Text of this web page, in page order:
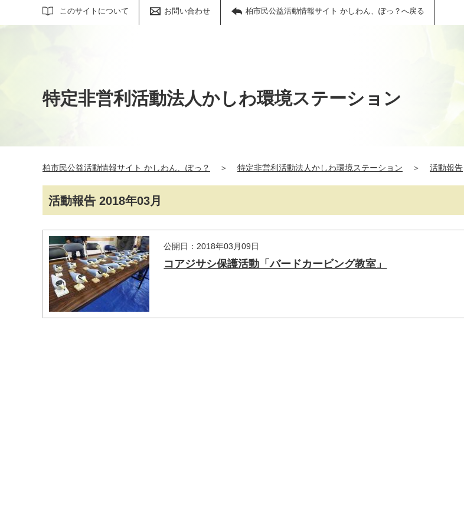
このサイトについて お問い合わせ 柏市民公益活動情報サイト かしわん、ぽっ？へ戻る
サイト内検索
特定非営利活動法人かしわ環境ステーション
柏市民公益活動情報サイト かしわん、ぽっ？ ＞ 特定非営利活動法人かしわ環境ステーション ＞ 活動報告
活動報告 2018年03月
公開日：2018年03月09日
コアジサシ保護活動「バードカービング教室」